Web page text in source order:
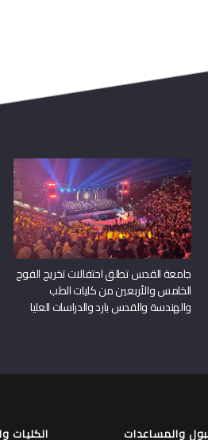
جامعة القدس تطلق احتفالات تخريج الفوج
الخامس والأربعين من كليات الطب
والهندسة والقدس بارد والدراسات العليا
والمساعدات الكليات